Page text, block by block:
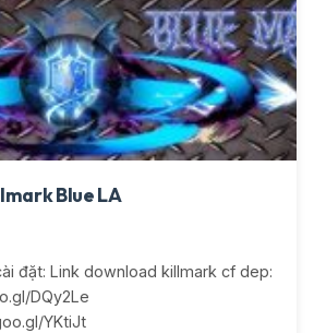
Blue LA
đặt: Link download killmark cf dep:
DQy2Le
YKtiJt